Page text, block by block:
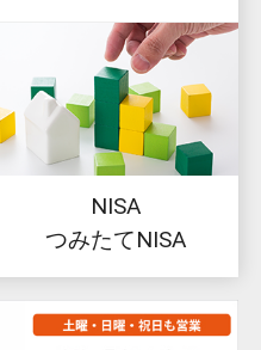
NISA
つみたてNISA